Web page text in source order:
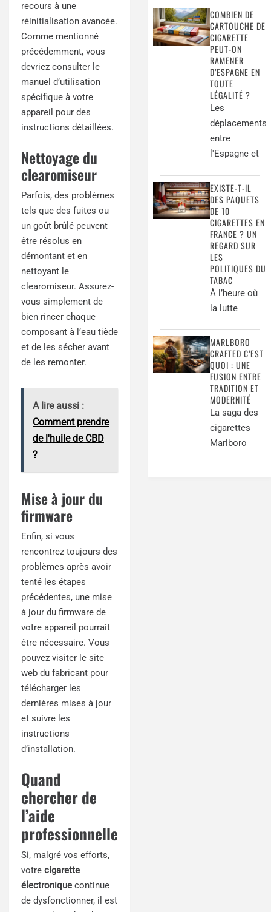
recours à une
réinitialisation avancée.
Comme mentionné
précédemment, vous
devriez consulter le
manuel d’utilisation
spécifique à votre
appareil pour des
instructions détaillées.
Nettoyage du
clearomiseur
Parfois, des problèmes
tels que des fuites ou
un goût brûlé peuvent
être résolus en
démontant et en
nettoyant le
clearomiseur. Assurez-
vous simplement de
bien rincer chaque
composant à l’eau tiède
et de les sécher avant
de les remonter.
A lire aussi :
Comment prendre
de l'huile de CBD
?
Mise à jour du
firmware
Enfin, si vous
rencontrez toujours des
problèmes après avoir
tenté les étapes
précédentes, une mise
à jour du firmware de
votre appareil pourrait
être nécessaire. Vous
pouvez visiter le site
web du fabricant pour
télécharger les
dernières mises à jour
et suivre les
instructions
d’installation.
Quand
chercher de
l’aide
professionnelle
Si, malgré vos efforts,
votre cigarette
électronique continue
de dysfonctionner, il est
COMBIEN DE
CARTOUCHE DE
CIGARETTE
PEUT-ON
RAMENER
D’ESPAGNE EN
TOUTE
LÉGALITÉ ?
Les
déplacements
entre
l'Espagne et
EXISTE-T-IL
DES PAQUETS
DE 10
CIGARETTES EN
FRANCE ? UN
REGARD SUR
LES
POLITIQUES DU
TABAC
À l’heure où
la lutte
MARLBORO
CRAFTED C’EST
QUOI : UNE
FUSION ENTRE
TRADITION ET
MODERNITÉ
La saga des
cigarettes
Marlboro